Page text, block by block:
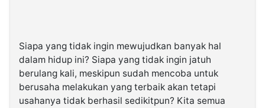
Siapa yang tidak ingin mewujudkan banyak hal
dalam hidup ini? Siapa yang tidak ingin jatuh
berulang kali, meskipun sudah mencoba untuk
berusaha melakukan yang terbaik akan tetapi
usahanya tidak berhasil sedikitpun? Kita semua